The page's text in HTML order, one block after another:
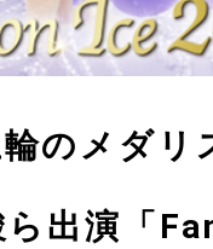
のメダリ
出演「